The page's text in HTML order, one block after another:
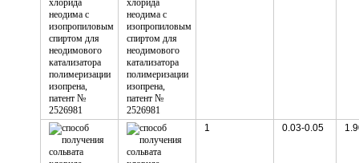
1 0.03-0.05